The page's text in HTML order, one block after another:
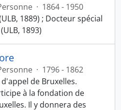
· 1864 - 1950
1889) ; Docteur spécial
1893)
· 1796 - 1862
de Bruxelles.
à la fondation de
Il y donnera des